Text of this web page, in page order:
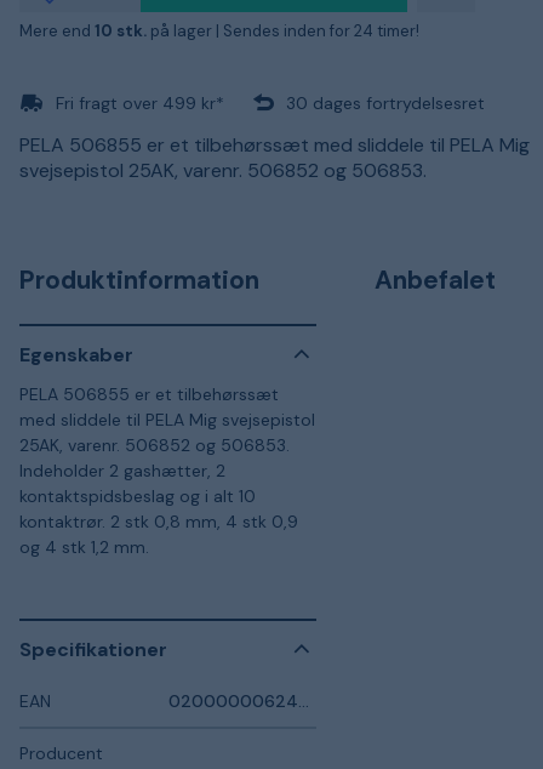
Mere end 10 stk. på lager | Sendes inden for 24 timer!
Fri fragt over 499 kr* 30 dages fortrydelsesret
PELA 506855 er et tilbehørssæt med sliddele til PELA Mig
svejsepistol 25AK, varenr. 506852 og 506853.
Produktinformation
Egenskaber
PELA 506855 er et tilbehørssæt
med sliddele til PELA Mig svejsepistol
25AK, varenr. 506852 og 506853.
Indeholder 2 gashætter, 2
kontaktspidsbeslag og i alt 10
kontaktrør. 2 stk 0,8 mm, 4 stk 0,9
og 4 stk 1,2 mm.
Specifikationer
EAN 0200000062453
Producent
Anbefalet